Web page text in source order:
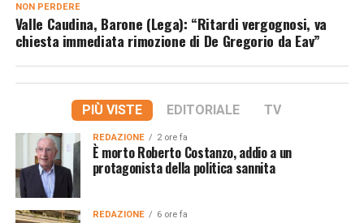
NON PERDERE
Valle Caudina, Barone (Lega): “Ritardi vergognosi, va
chiesta immediata rimozione di De Gregorio da Eav”
PIÙ VISTE EDITORIALE TV
REDAZIONE 2 ore fa
È morto Roberto Costanzo, addio a un
protagonista della politica sannita
REDAZIONE 6 ore fa